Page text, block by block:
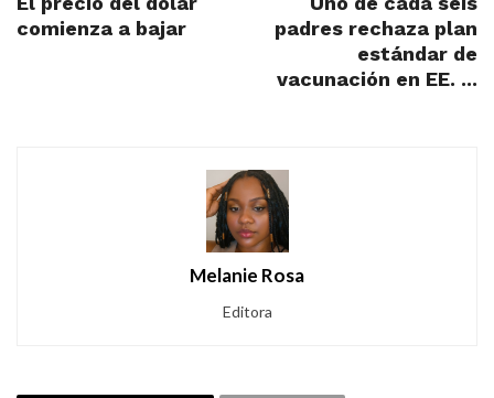
comienza a bajar
padres rechaza plan
estándar de
vacunación en EE. ...
Melanie Rosa
Editora